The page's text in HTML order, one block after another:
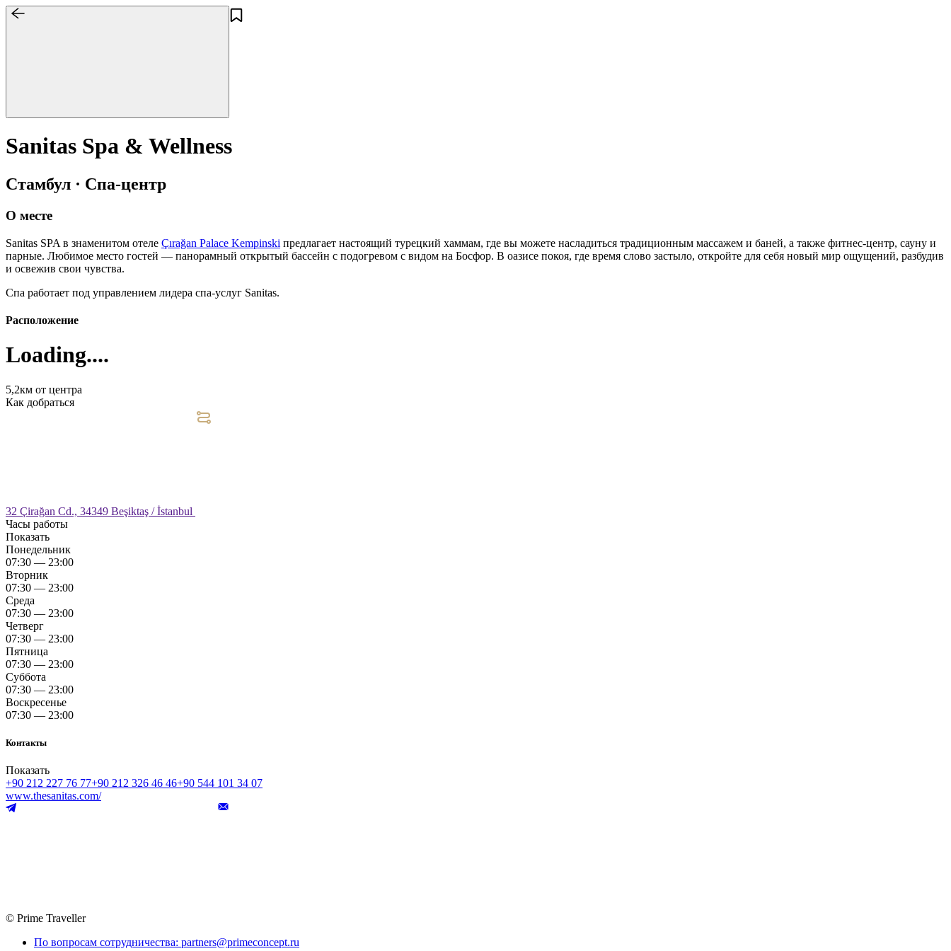
Sanitas Spa & Wellness
Стамбул · Спа-центр
О месте
Sanitas SPA в знаменитом отеле Çırağan Palace Kempinski предлагает настоящий турецкий хаммам, где вы можете насладиться традиционным массажем и баней, а также фитнес-центр, сауну и
парные. Любимое место гостей — панорамный открытый бассейн с подогревом c видом на Босфор. В оазисе покоя, где время слово застыло, откройте для себя новый мир ощущений, разбудив
и освежив свои чувства.
Спа работает под управлением лидера спа-услуг Sanitas.
Расположение
Loading....
5,2км от центра
Как добраться
32 Çirağan Cd., 34349 Beşiktaş / İstanbul
Часы работы
Показать
Понедельник
07:30 — 23:00
Вторник
07:30 — 23:00
Среда
07:30 — 23:00
Четверг
07:30 — 23:00
Пятница
07:30 — 23:00
Суббота
07:30 — 23:00
Воскресенье
07:30 — 23:00
Контакты
Показать
+90 212 227 76 77+90 212 326 46 46+90 544 101 34 07
www.thesanitas.com/
© Prime Traveller
По вопросам сотрудничества: partners@primeconcept.ru